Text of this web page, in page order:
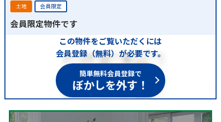
土地 会員限定
会員限定物件です
この物件をご覧いただくには
会員登録（無料）が必要です。
簡単無料会員登録で
ぼかしを外す！